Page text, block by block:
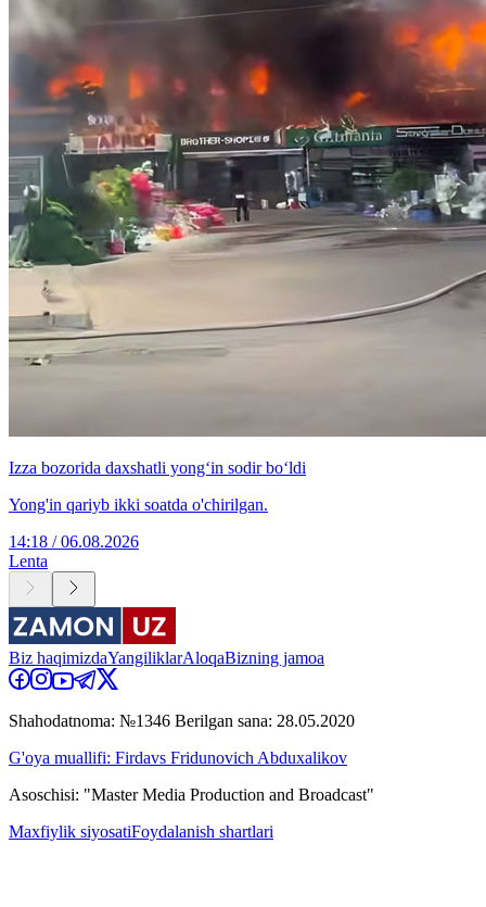
Izza bozorida daxshatli yong‘in sodir bo‘ldi
Yong'in qariyb ikki soatda o'chirilgan.
14:18 / 06.08.2026
Lenta
Biz haqimizdaYangiliklarAloqaBizning jamoa
Shahodatnoma: №1346 Berilgan sana: 28.05.2020
G'oya muallifi: Firdavs Fridunovich Abduxalikov
Asoschisi: "Master Media Production and Broadcast"
Maxfiylik siyosatiFoydalanish shartlari